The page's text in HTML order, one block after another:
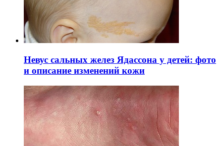
Невус сальных желез Ядассона у детей: фото
и описание изменений кожи